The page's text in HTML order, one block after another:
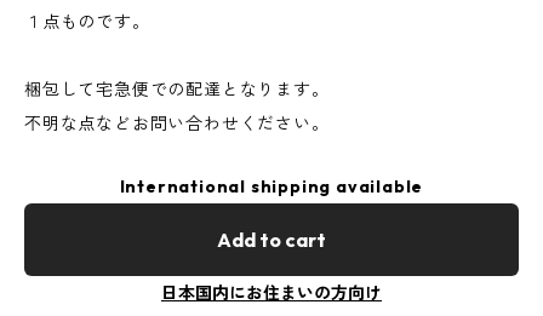
１点ものです。
梱包して宅急便での配達となります。
不明な点などお問い合わせください。
International shipping available
Add to cart
日本国内にお住まいの方向け